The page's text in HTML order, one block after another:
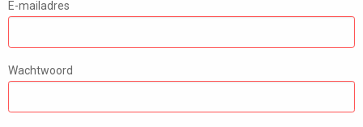
E-mailadres
Wachtwoord